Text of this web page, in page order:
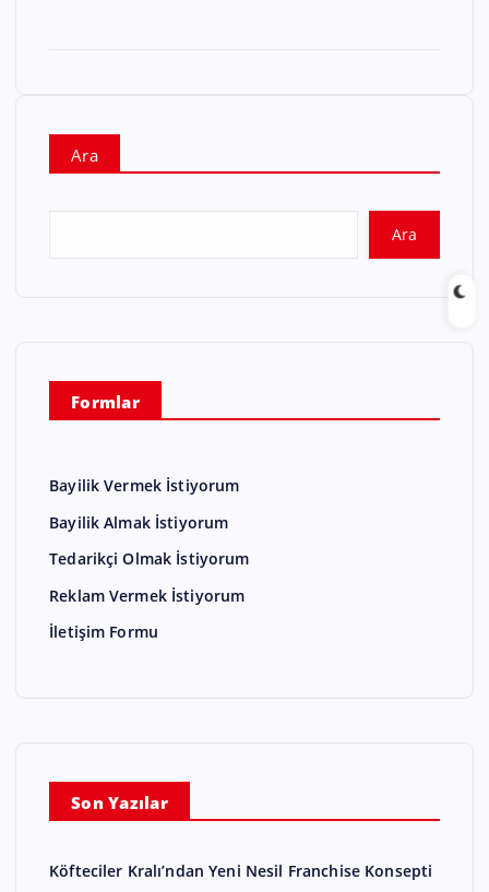
Ara
Ara
Formlar
Bayilik Vermek İstiyorum
Bayilik Almak İstiyorum
Tedarikçi Olmak İstiyorum
Reklam Vermek İstiyorum
İletişim Formu
Son Yazılar
Köfteciler Kralı’ndan Yeni Nesil Franchise Konsepti